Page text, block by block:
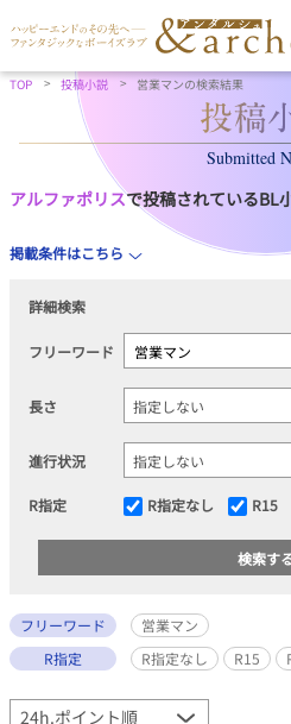
TOP 投稿小説 営業マンの検索結果
Submitted
アルファポリスで投稿されているBL
掲載条件はこちら
詳細検索
フリーワード
長さ
進行状況
R指定 R指定なし R15
フリーワード
営業マン
R指定
R指定なし R15